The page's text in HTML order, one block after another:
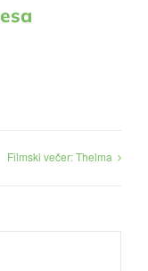
Filmski večer: Thelma